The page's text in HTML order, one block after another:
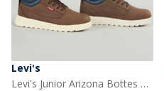
Levi's
Levi's Junior Arizona Bottes Marron Foncé 0018